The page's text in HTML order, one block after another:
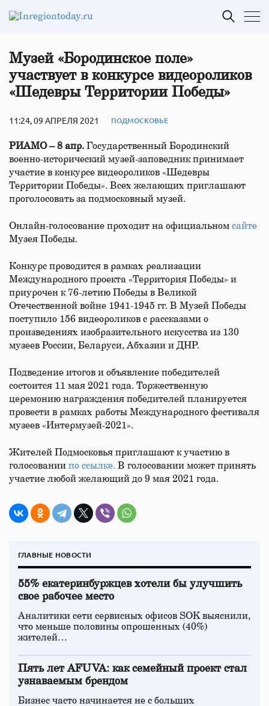
Музей «Бородинское поле»
участвует в конкурсе видеороликов
«Шедевры Территории Победы»
11:24, 09 АПРЕЛЯ 2021 ПОДМОСКОВЬЕ
РИАМО – 8 апр. Государственный Бородинский
военно-исторический музей-заповедник принимает
участие в конкурсе видеороликов «Шедевры
Территории Победы». Всех желающих приглашают
проголосовать за подмосковный музей.
Онлайн-голосование проходит на официальном сайте
Музея Победы.
Конкурс проводится в рамках реализации
Международного проекта «Территория Победы» и
приурочен к 76-летию Победы в Великой
Отечественной войне 1941-1945 гг. В Музей Победы
поступило 156 видеороликов с рассказами о
произведениях изобразительного искусства из 130
музеев России, Беларуси, Абхазии и ДНР.
Подведение итогов и объявление победителей
состоится 11 мая 2021 года. Торжественную
церемонию награждения победителей планируется
провести в рамках работы Международного фестиваля
музеев «Интермузей-2021».
Жителей Подмосковья приглашают к участию в
голосовании по ссылке. В голосовании может принять
участие любой желающий до 9 мая 2021 года.
ГЛАВНЫЕ НОВОСТИ
55% екатеринбуржцев хотели бы улучшить
свое рабочее место
Аналитики сети сервисных офисов SOK выяснили,
что меньше половины опрошенных (40%)
жителей…
Пять лет AFUVA: как семейный проект стал
узнаваемым брендом
Бизнес часто начинается не с больших